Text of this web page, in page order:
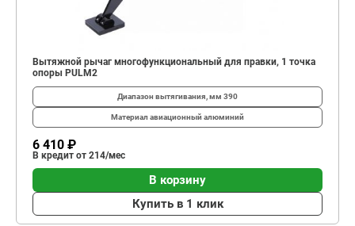
Вытяжной рычаг многофункциональный для правки, 1 точка
опоры PULM2
Диапазон вытягивания, мм 390
Материал авиационный алюминий
6 410 ₽
В кредит от 214/мес
В корзину
Купить в 1 клик